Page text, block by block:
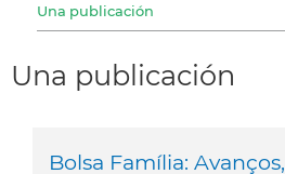
Una publicación
Una publicación
Bolsa Família: